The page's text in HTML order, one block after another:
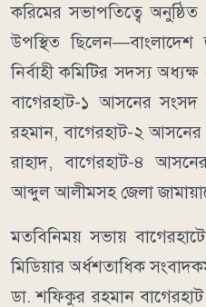
করিমের সভাপতিত্বে
উপস্থিত ছিলেন—বাংলাদেশ
নির্বাহী কমিটির সদস্য
বাগেরহাট-১ আসনের
রহমান, বাগেরহাট-২
রাহাদ, বাগেরহাট-৪
আব্দুল আলীমসহ জেলা
মতবিনিময় সভায়
মিডিয়ার অর্ধশতাধিক
ডা. শফিকুর রহমান বাগেরহাট